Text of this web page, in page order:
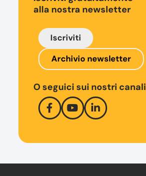
alla nostra newsletter
Iscriviti
Archivio newsletter
O seguici sui nostri canali